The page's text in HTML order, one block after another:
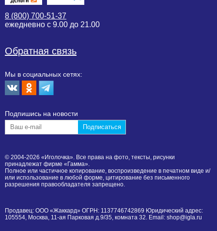
8 (800) 700-51-37
ежедневно с 9.00 до 21.00
Обратная связь
Мы в социальных сетях:
Подпишиcь на новости
© 2004-2026 «Иголочка». Все права на фото, тексты, рисунки
принадлежат фирме «Гамма».
Полное или частичное копирование, воспроизведение в печатном виде и/
или использование в любой форме, цитирование без письменного
разрешения правообладателя запрещено.
Продавец: ООО «Жаккард» ОГРН: 1137746742869 Юридический адрес:
105554, Москва, 11-ая Парковая д.9/35, комната 32. Email: shop@igla.ru